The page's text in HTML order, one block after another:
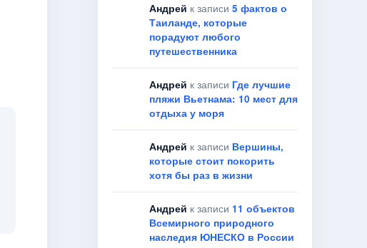
Андрей к записи 5 фактов о
Таиланде, которые
порадуют любого
путешественника
Андрей к записи Где лучшие
пляжи Вьетнама: 10 мест для
отдыха у моря
Андрей к записи Вершины,
которые стоит покорить
хотя бы раз в жизни
Андрей к записи 11 объектов
Всемирного природного
наследия ЮНЕСКО в России